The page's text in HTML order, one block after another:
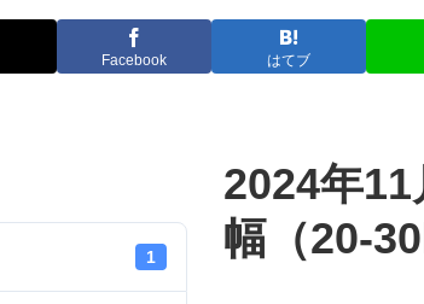
Facebook はてブ
1
2024年
幅（20-